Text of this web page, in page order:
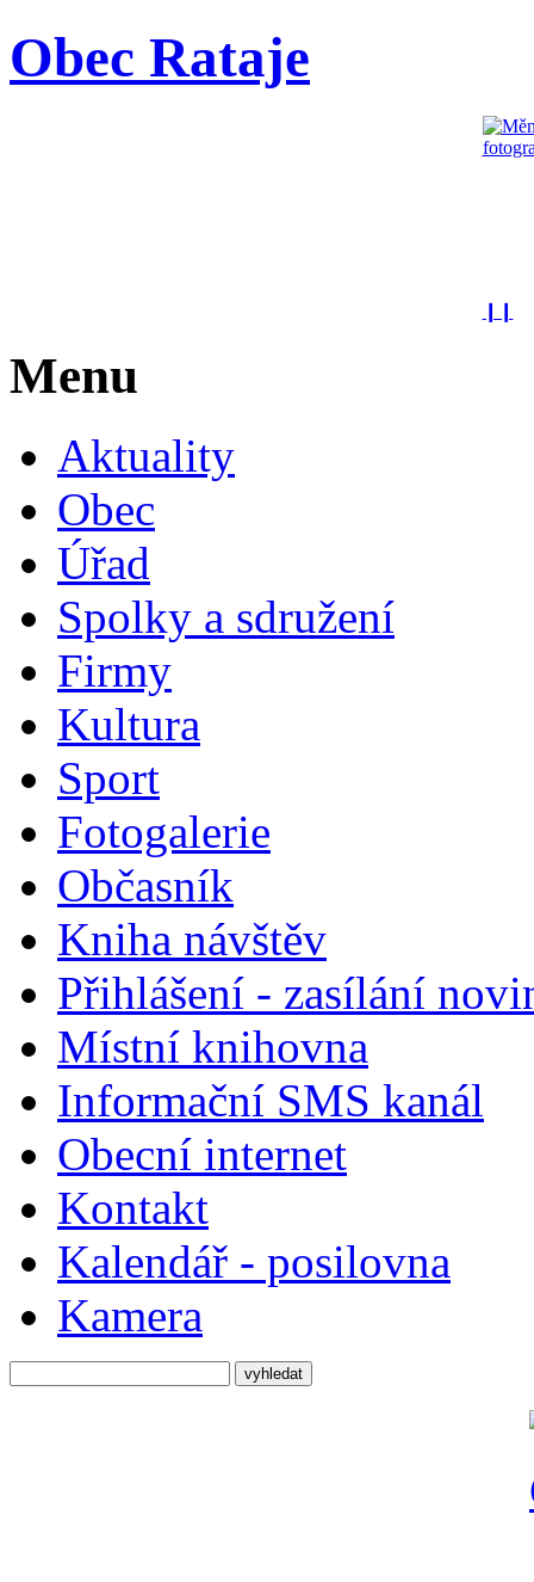
Obec Rataje
Menu
Aktuality
Obec
Úřad
Spolky a sdružení
Firmy
Kultura
Sport
Fotogalerie
Občasník
Kniha návštěv
Přihlášení - zasílání
Místní knihovna
Informační SMS kanál
Obecní internet
Kontakt
Kalendář - posilovna
Kamera